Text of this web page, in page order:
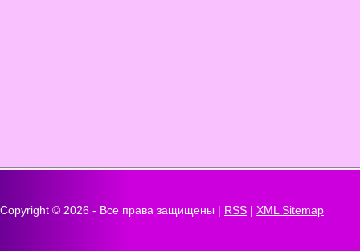
Copyright © 2026 - Все права защищены | RSS | XML Sitemap